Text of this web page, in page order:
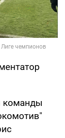
команды